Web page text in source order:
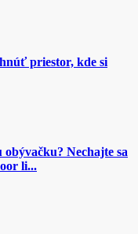
priestor, kde si
Nechajte sa
li...